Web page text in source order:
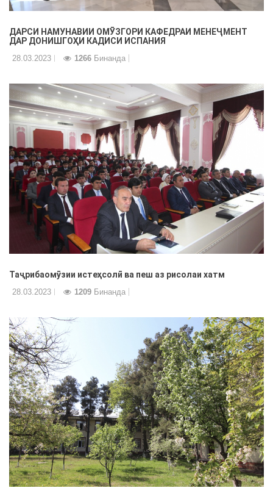
ДАРСИ НАМУНАВИИ ОМӮЗГОРИ КАФЕДРАИ МЕНЕҶМЕНТ
ДАР ДОНИШГОҲИ КАДИСИ ИСПАНИЯ
28.03.2023 1266 Бинанда
Таҷрибаомӯзии истеҳсолӣ ва пеш аз рисолаи хатм
28.03.2023 1209 Бинанда